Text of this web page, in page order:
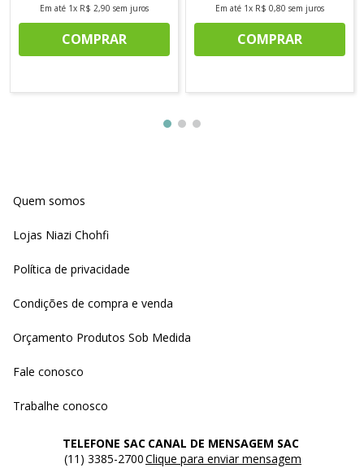
Em até 1x R$ 2,90 sem juros
COMPRAR
Em até 1x R$ 0,80 sem juros
COMPRAR
Quem somos
Lojas Niazi Chohfi
Política de privacidade
Condições de compra e venda
Orçamento Produtos Sob Medida
Fale conosco
Trabalhe conosco
TELEFONE SAC
(11) 3385-2700
CANAL DE MENSAGEM SAC
Clique para enviar mensagem